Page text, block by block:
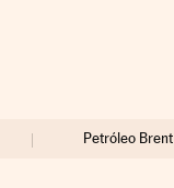
Petróleo Brent